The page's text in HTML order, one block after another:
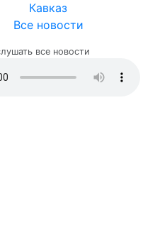
Кавказ
Все новости
все новости